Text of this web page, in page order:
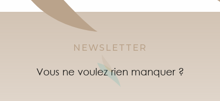
NEWSLETTER
Vous ne voulez rien manquer ?